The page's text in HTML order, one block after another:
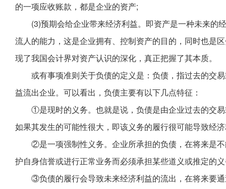
的一项应收账款，都是企业的资产;
(3)预期会给企业带来经济利益。即资产是一种未来的
流人的能力，这是企业拥有、控制资产的目的，同时也是
现了我国会计界对资产认识的深化，真正把握了其本质。
或有事项准则关于负债的定义是：负债，指过去的交
益流出企业。可以看出，负债主要有以下几点特征：
①是现时的义务。也就是说，负债是由企业过去的交
如果其发生的可能性很大，即该义务的履行很可能导致经
②是一项强制性义务。企业所承担的负债，在将来是
护自身信誉或进行正常业务而必须承担某些道义或推定的
③负债的履行会导致未来经济利益的流出，在将来要